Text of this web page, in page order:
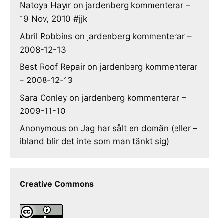
Natoya Hayır on jardenberg kommenterar –
19 Nov, 2010 #jjk
Abril Robbins on jardenberg kommenterar –
2008-12-13
Best Roof Repair on jardenberg kommenterar
– 2008-12-13
Sara Conley on jardenberg kommenterar –
2009-11-10
Anonymous on Jag har sålt en domän (eller –
ibland blir det inte som man tänkt sig)
Creative Commons